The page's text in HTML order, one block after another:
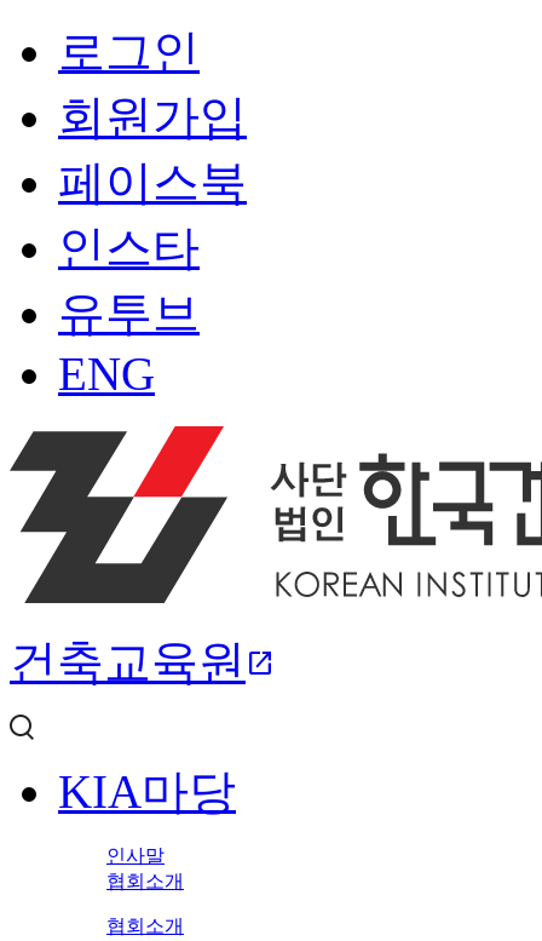
로그인
회원가입
페이스북
인스타
유투브
ENG
건축교육원 open_in_new
KIA마당
인사말
협회소개
협회소개